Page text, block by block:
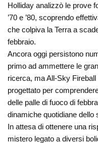
Holliday analizzò le prove
’70 e ’80, scoprendo
che colpiva la Terra a
febbraio.
Ancora oggi persistono
primo ad ammettere le
ricerca, ma All-Sky
progettato per
delle palle di fuoco di
dinamiche quotidiane dello
In attesa di ottenere una
mistero legato a diversi